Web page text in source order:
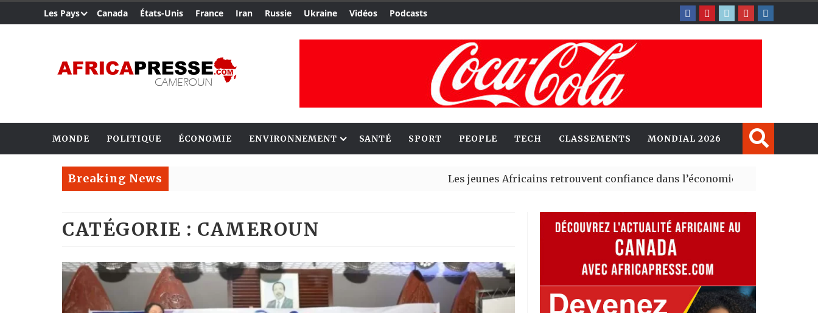
Les Pays Canada États-Unis France Iran Russie Ukraine Vidéos Podcasts
MONDE POLITIQUE ÉCONOMIE ENVIRONNEMENT SANTÉ SPORT PEOPLE TECH CLASSEMENTS MONDIAL 2026
Breaking News Les jeunes Africains retrouvent confiance dans l’économie, mais trois grands marchés
CATÉGORIE : CAMEROUN